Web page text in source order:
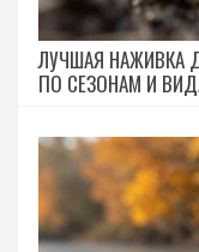
ЛУЧШАЯ НАЖИВКА
ПО СЕЗОНАМ И